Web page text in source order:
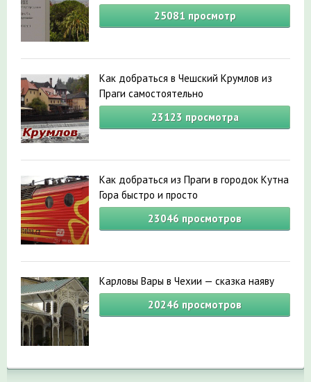
25081просмотр
Как добраться в Чешский Крумлов из
Праги самостоятельно
23123 просмотра
Как добраться из Праги в городок Кутна
Гора быстро и просто
23046 просмотров
Карловы Вары в Чехии — сказка наяву
20246 просмотров